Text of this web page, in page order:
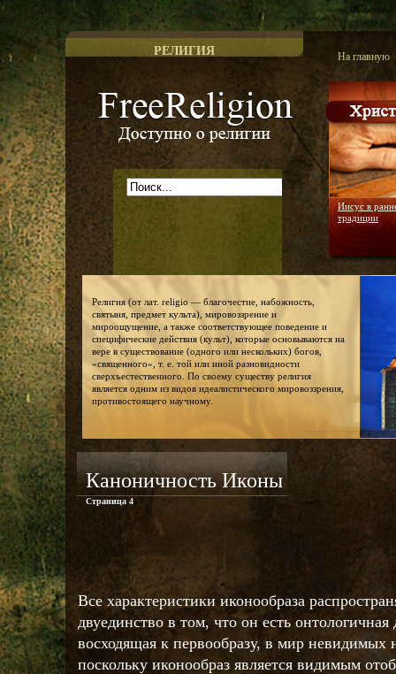
РЕЛИГИЯ На главную
Иисус в
традиции
Религия (от лат. religio — благочестие, набожность,
святыня, предмет культа), мировоззрение и
мироощущение, а также соответствующее поведение и
специфические действия (культ), которые основываются на
вере в существование (одного или нескольких) богов,
«священного», т. е. той или иной разновидности
сверхъестественного. По своему существу религия
является одним из видов идеалистического мировоззрения,
противостоящего научному.
Каноничность Иконы
Страница 4
Все характеристики иконообраза
двуединство в том, что он есть онтологичная
восходящая к первообразу, в мир
поскольку иконообраз является видимым